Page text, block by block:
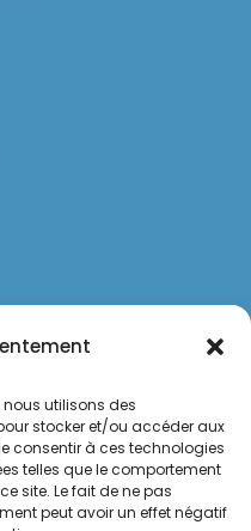
nous utilisons des
stocker et/ou accéder aux
consentir à ces technologies
telles que le comportement
site. Le fait de ne pas
peut avoir un effet négatif